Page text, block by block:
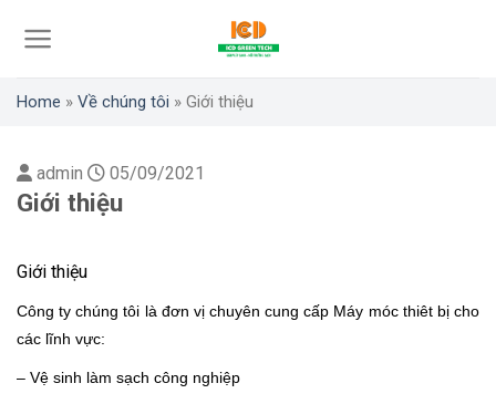
Home » Về chúng tôi » Giới thiệu
admin 05/09/2021
Giới thiệu
Giới thiệu
Công ty chúng tôi là đơn vị chuyên cung cấp Máy móc thiêt bị cho
các lĩnh vực:
– Vệ sinh làm sạch công nghiệp